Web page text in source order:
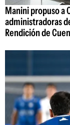
Manini propuso a
administradoras
Rendición de